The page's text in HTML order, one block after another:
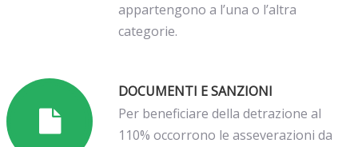
appartengono a l’una o l’altra
categorie.
DOCUMENTI E SANZIONI
Per beneficiare della detrazione al
110% occorrono le asseverazioni da